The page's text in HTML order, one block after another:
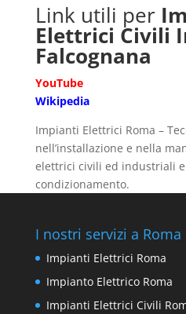
Link utili per
Elettrici Civili
Falcognana
YouTube
Wikipedia
Impianti Elettrici Roma –
nell’installazione e nella
elettrici civili ed industriali
condizionamento.
I nostri servizi a Roma
Impianti Elettrici Roma
Impianto Elettrico Roma
Impianti Elettrici Civili